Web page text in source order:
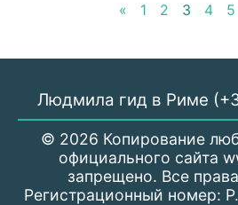
« 1 2 3 4 5
Людмила гид в Риме
© 2026 Копирование
официального сайта
запрещено. Все
Регистрационный номер: